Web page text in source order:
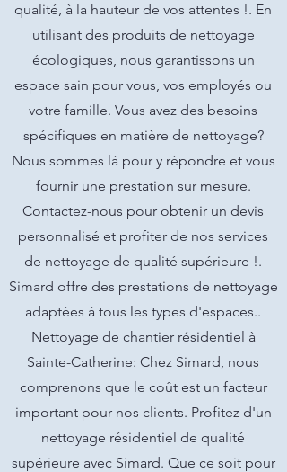
qualité, à la hauteur de vos attentes !. En
utilisant des produits de nettoyage
écologiques, nous garantissons un
espace sain pour vous, vos employés ou
votre famille. Vous avez des besoins
spécifiques en matière de nettoyage?
Nous sommes là pour y répondre et vous
fournir une prestation sur mesure.
Contactez-nous pour obtenir un devis
personnalisé et profiter de nos services
de nettoyage de qualité supérieure !.
Simard offre des prestations de nettoyage
adaptées à tous les types d'espaces..
Nettoyage de chantier résidentiel à
Sainte-Catherine: Chez Simard, nous
comprenons que le coût est un facteur
important pour nos clients. Profitez d'un
nettoyage résidentiel de qualité
supérieure avec Simard. Que ce soit pour